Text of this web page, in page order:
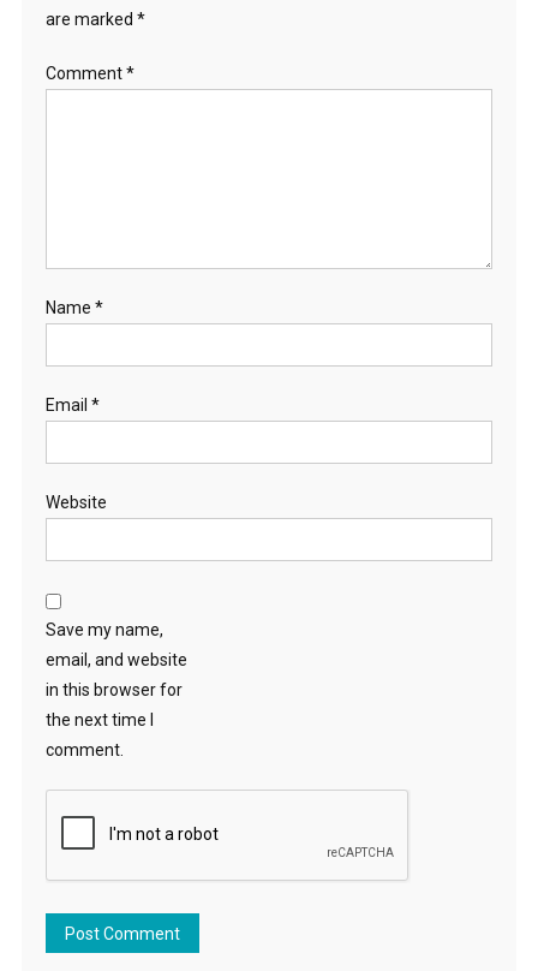
are marked *
Comment*
Name *
Email *
Website
Save my name,
email, and website
in this browser for
the next time I
comment.